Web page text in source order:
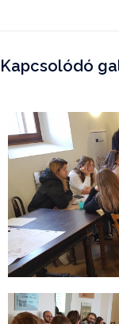
Kapcsolódó